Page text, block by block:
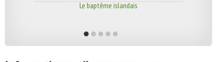
Le baptême islandais